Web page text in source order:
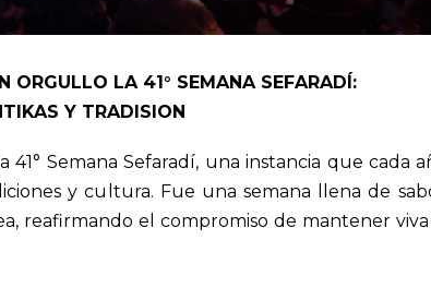
ORGULLO LA 41° SEMANA SEFARADÍ:
Y TRADISION
Semana Sefaradí, una instancia que cada
y cultura. Fue una semana llena de
reafirmando el compromiso de mantener